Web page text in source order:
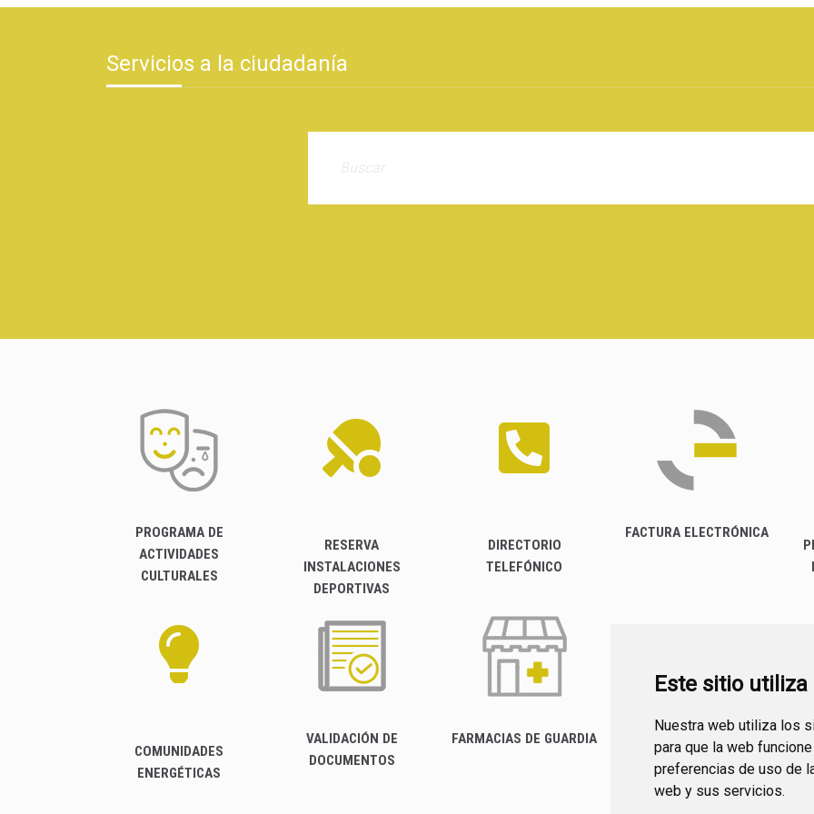
Este sitio
Nuestra web utiliza los
para que la web
preferencias de uso de
web y sus servicios.
Servicios a la ciudadanía
PROGRAMA DE
ACTIVIDADES
CULTURALES
RESERVA
INSTALACIONES
DEPORTIVAS
DIRECTORIO
TELEFÓNICO
FACTURA ELECTRÓNICA
COMUNIDADES
ENERGÉTICAS
VALIDACIÓN DE
DOCUMENTOS
FARMACIAS DE GUARDIA
CANAL YOUTUBE